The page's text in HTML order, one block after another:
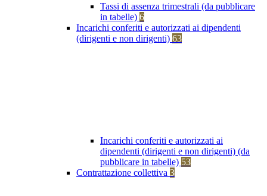
Tassi di assenza trimestrali (da pubblicare
in tabelle) 6
Incarichi conferiti e autorizzati ai dipendenti
(dirigenti e non dirigenti) 63
Incarichi conferiti e autorizzati ai
dipendenti (dirigenti e non dirigenti) (da
pubblicare in tabelle) 53
Contrattazione collettiva 3